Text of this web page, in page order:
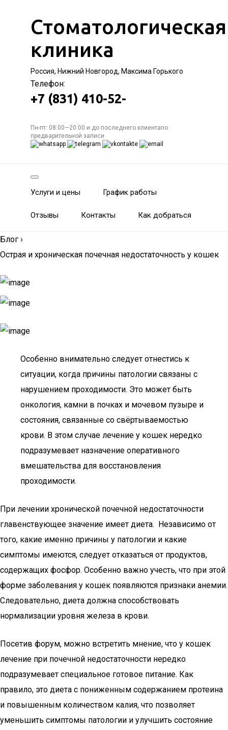
Стоматологическая
клиника
Россия, Нижний Новгород, Максима Горького
Телефон:
+7 (831) 410-52-
Пн-пт: 08:00—20:00 и до последнего клиентапо
предварительной записи
Услуги и цены График работы
Отзывы Контакты Как добраться
Блог ›
Острая и хроническая почечная недостаточность у кошек
Особенно внимательно следует отнестись к
ситуации, когда причины патологии связаны с
нарушением проходимости. Это может быть
онкология, камни в почках и мочевом пузыре и
состояния, связанные со свёртываемостью
крови. В этом случае лечение у кошек нередко
подразумевает назначение оперативного
вмешательства для восстановления
проходимости.
При лечении хронической почечной недостаточности
главенствующее значение имеет диета. Независимо от
того, какие именно причины у патологии и какие
симптомы имеются, следует отказаться от продуктов,
содержащих фосфор. Особенно важно учесть, что при этой
форме заболевания у кошек появляются признаки анемии.
Следовательно, диета должна способствовать
нормализации уровня железа в крови.
Посетив форум, можно встретить мнение, что у кошек
лечение при почечной недостаточности нередко
подразумевает специальное готовое питание. Как
правило, это диета с пониженным содержанием протеина
и повышенным количеством калия, что позволяет
уменьшить симптомы патологии и улучшить состояние